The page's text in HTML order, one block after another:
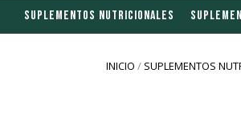
SUPLEMENTOS NUTRICIONALES
INICIO / SUPLEMENTOS